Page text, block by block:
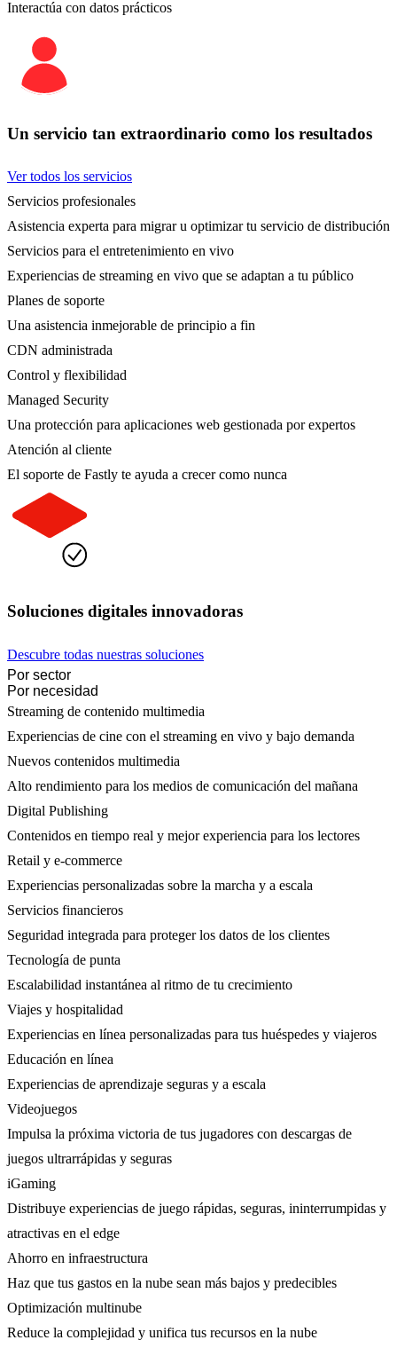
Interactúa con datos prácticos
Un servicio tan extraordinario como los resultados
Ver todos los servicios
Servicios profesionales
Asistencia experta para migrar u optimizar tu servicio de distribución
Servicios para el entretenimiento en vivo
Experiencias de streaming en vivo que se adaptan a tu público
Planes de soporte
Una asistencia inmejorable de principio a fin
CDN administrada
Control y flexibilidad
Managed Security
Una protección para aplicaciones web gestionada por expertos
Atención al cliente
El soporte de Fastly te ayuda a crecer como nunca
Soluciones digitales innovadoras
Descubre todas nuestras soluciones
Por sector
Por necesidad
Streaming de contenido multimedia
Experiencias de cine con el streaming en vivo y bajo demanda
Nuevos contenidos multimedia
Alto rendimiento para los medios de comunicación del mañana
Digital Publishing
Contenidos en tiempo real y mejor experiencia para los lectores
Retail y e-commerce
Experiencias personalizadas sobre la marcha y a escala
Servicios financieros
Seguridad integrada para proteger los datos de los clientes
Tecnología de punta
Escalabilidad instantánea al ritmo de tu crecimiento
Viajes y hospitalidad
Experiencias en línea personalizadas para tus huéspedes y viajeros
Educación en línea
Experiencias de aprendizaje seguras y a escala
Videojuegos
Impulsa la próxima victoria de tus jugadores con descargas de
juegos ultrarrápidas y seguras
iGaming
Distribuye experiencias de juego rápidas, seguras, ininterrumpidas y
atractivas en el edge
Ahorro en infraestructura
Haz que tus gastos en la nube sean más bajos y predecibles
Optimización multinube
Reduce la complejidad y unifica tus recursos en la nube